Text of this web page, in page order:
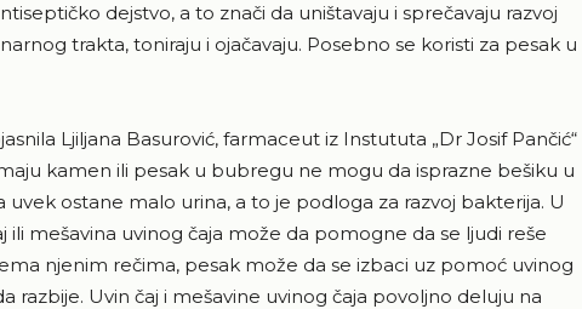
dejstvo, a to znači da uništavaju i sprečavaju razvoj
trakta, toniraju i ojačavaju. Posebno se koristi za pesak u
Ljiljana Basurović, farmaceut iz Instututa „Dr Josif Pančić“
kamen ili pesak u bubregu ne mogu da isprazne bešiku u
uvek ostane malo urina, a to je podloga za razvoj bakterija. U
ili mešavina uvinog čaja može da pomogne da se ljudi reše
njenim rečima, pesak može da se izbaci uz pomoć uvinog
razbije. Uvin čaj i mešavine uvinog čaja povoljno deluju na